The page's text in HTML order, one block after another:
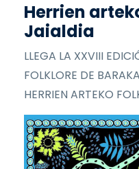
Herrien
Jaialdia
LLEGA LA XXVIII
FOLKLORE DE
HERRIEN ARTEKO